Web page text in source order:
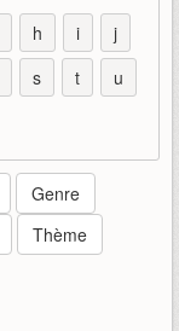
h i
j
s t
u
Genre
Thème